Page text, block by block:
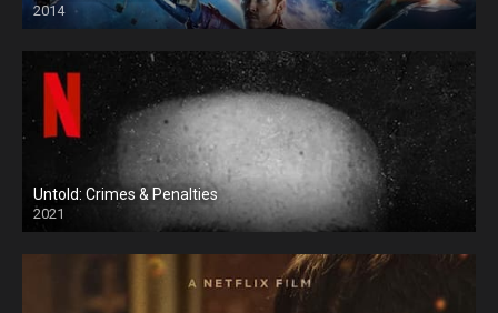
2014
Untold: Crimes & Penalties
2021